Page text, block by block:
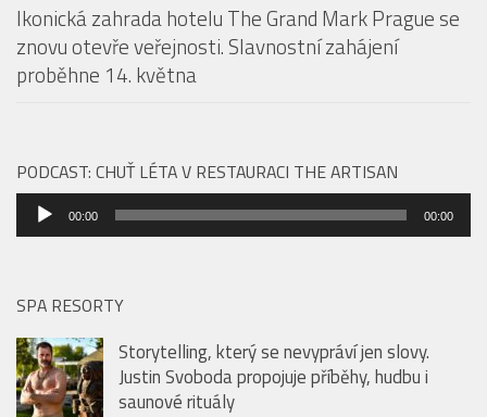
Ikonická zahrada hotelu The Grand Mark Prague se
znovu otevře veřejnosti. Slavnostní zahájení
proběhne 14. května
PODCAST: CHUŤ LÉTA V RESTAURACI THE ARTISAN
Audio
přehrávač
00:00 00:00
SPA RESORTY
Storytelling, který se nevypráví jen slovy.
Justin Svoboda propojuje příběhy, hudbu i
saunové rituály